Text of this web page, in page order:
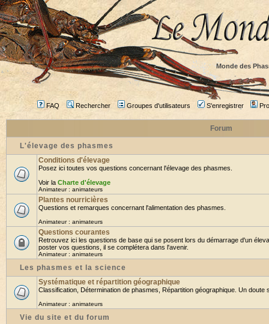
Monde des
FAQ Rechercher Groupes d'utilisateurs S'enregistrer
Forum
L'élevage des phasmes
Conditions d'élevage
Posez ici toutes vos questions concernant l'élevage des phasmes.
Voir la Charte d'élevage
Animateur : animateurs
Plantes nourricières
Questions et remarques concernant l'alimentation des phasmes.
Animateur : animateurs
Questions courantes
Retrouvez ici les questions de base qui se posent lors du démarrage d'un
poster vos questions, il se complétera dans l'avenir.
Animateur : animateurs
Les phasmes et la science
Systématique et répartition géographique
Classification, Détermination de phasmes, Répartition géographique. Un doute
Animateur : animateurs
Vie du site et du forum